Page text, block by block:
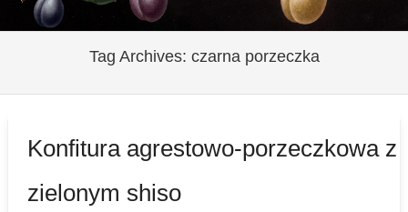
Tag Archives: czarna porzeczka
Konfitura agrestowo-porzeczkowa z
zielonym shiso